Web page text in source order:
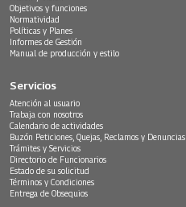
Objetivos y funciones
Normatividad
Políticas y Planes
Informes de Gestión
Manual de producción y estilo
Servicios
Atención al usuario
Trabaja con nosotros
Calendario de actividades
Buzón Peticiones, Quejas, Reclamos y Denuncias
Trámites y Servicios
Directorio de Funcionarios
Estado de su solicitud
Términos y Condiciones
Entrega de Obsequios